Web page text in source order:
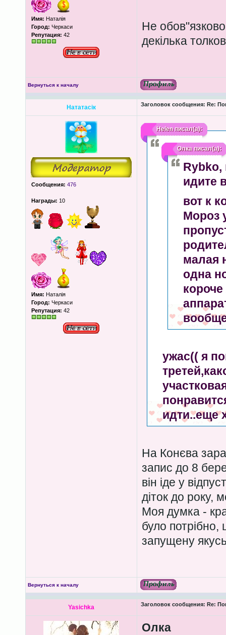
Имя: Наталія
Город: Черкаси
Репутация: 42
Не
декілька
Вернуться к началу
Нататасік Заголовок сообщения: Re:
Сообщения: 476
Награды: 10
Имя: Наталія
Город: Черкаси
Репутация: 42
Helenписал(а):
Олкаписал(а):
Rybko,
идите
вот к
Мороз
малая
одна
ужас(( я
идти..еще
На Конєва
запис до 8
він іде у
діток до року,
Моя думка -
було потрібно,
запущену
Вернуться к началу
Yasichka Заголовок сообщения: Re:
Олка